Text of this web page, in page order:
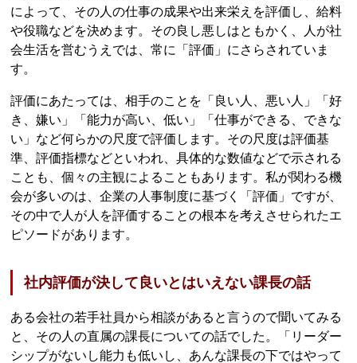
によって、その人の仕事の成果や出来栄えを評価し、給料
や役職などを決めます。その良し悪しはともかく、人が社
会生活を営むうえでは、常に「評価」にさらされていま
す。
評価にあたっては、相手のことを「良い人、悪い人」「好
き、嫌い」「能力が高い、低い」「仕事ができる、できな
い」など何らかの尺度で評価します。その尺度は評価基
準、評価指標などといわれ、具体的な数値などで示される
ことも、個々の主観によることもあります。私が関わる機
会が多いのは、企業の人事制度に基づく「評価」ですが、
その中で人が人を評価することの根本を考えさせられたエ
ピソードがあります。
社内評価が決して良いとはいえない課長の話
ある会社の若手社員から相談があると言うので聞いてみる
と、その人の直属の課長についての話でした。「リーダー
シップがないし能力も低いし、あんな課長の下ではやって